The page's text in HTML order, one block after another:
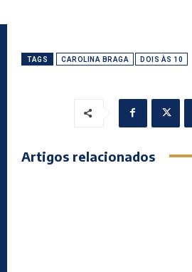
TAGS CAROLINA BRAGA DOIS ÀS 10
Artigos relacionados